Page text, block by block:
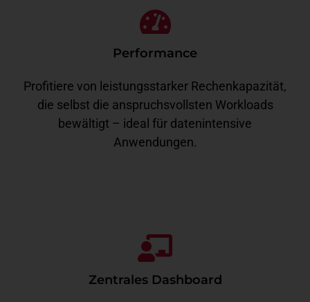
Performance
Profitiere von leistungsstarker Rechenkapazität,
die selbst die anspruchsvollsten Workloads
bewältigt – ideal für datenintensive
Anwendungen.
Zentrales Dashboard